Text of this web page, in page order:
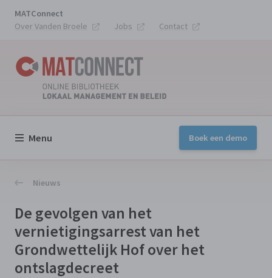
MATConnect
Over Vanden Broele
Jobs Contact
Menu Boek een demo
Nieuws
De gevolgen van het
vernietigingsarrest van het
Grondwettelijk Hof over het
ontslagdecreet